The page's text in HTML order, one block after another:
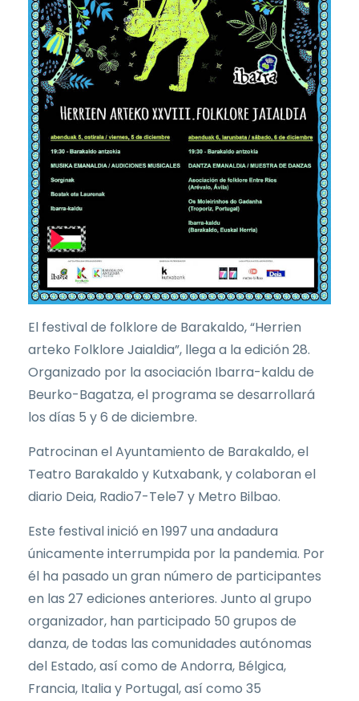
El festival de folklore de Barakaldo, “Herrien
arteko Folklore Jaialdia”, llega a la edición 28.
Organizado por la asociación Ibarra-kaldu de
Beurko-Bagatza, el programa se desarrollará
los días 5 y 6 de diciembre.
Patrocinan el Ayuntamiento de Barakaldo, el
Teatro Barakaldo y Kutxabank, y colaboran el
diario Deia, Radio7-Tele7 y Metro Bilbao.
Este festival inició en 1997 una andadura
únicamente interrumpida por la pandemia. Por
él ha pasado un gran número de participantes
en las 27 ediciones anteriores. Junto al grupo
organizador, han participado 50 grupos de
danza, de todas las comunidades autónomas
del Estado, así como de Andorra, Bélgica,
Francia, Italia y Portugal, así como 35